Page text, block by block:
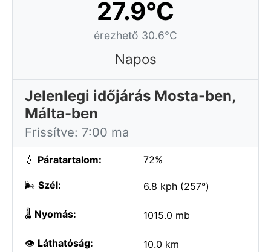
27.9°C
érezhető 30.6°C
Napos
Jelenlegi időjárás Mosta-ben,
Málta-ben
Frissítve: 7:00 ma
💧 Páratartalom: 72%
🌬️ Szél: 6.8 kph (257°)
🌡️ Nyomás: 1015.0 mb
👁️ Láthatóság: 10.0 km